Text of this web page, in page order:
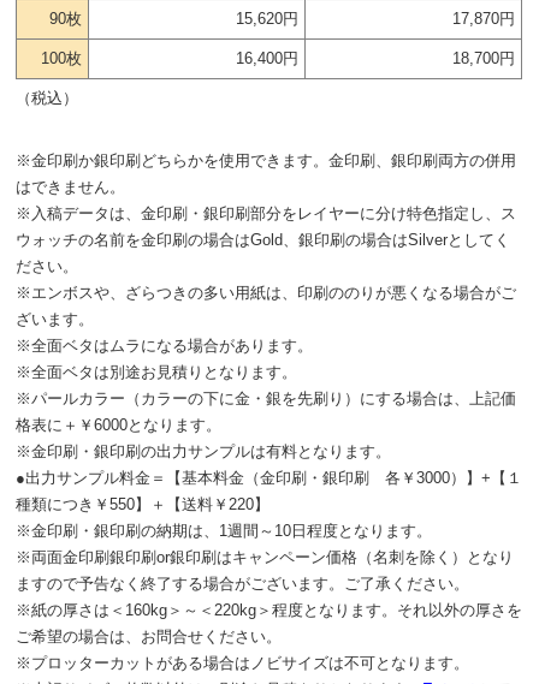
90枚 15,620円 17,870円
100枚 16,400円 18,700円
（税込）
※金印刷か銀印刷どちらかを使用できます。金印刷、銀印刷両方の併用
はできません。
※入稿データは、金印刷・銀印刷部分をレイヤーに分け特色指定し、ス
ウォッチの名前を金印刷の場合はGold、銀印刷の場合はSilverとしてく
ださい。
※エンボスや、ざらつきの多い用紙は、印刷ののりが悪くなる場合がご
ざいます。
※全面ベタはムラになる場合があります。
※全面ベタは別途お見積りとなります。
※パールカラー（カラーの下に金・銀を先刷り）にする場合は、上記価
格表に＋￥6000となります。
※金印刷・銀印刷の出力サンプルは有料となります。
●出力サンプル料金＝【基本料金（金印刷・銀印刷 各￥3000）】+【１
種類につき￥550】＋【送料￥220】
※金印刷・銀印刷の納期は、1週間～10日程度となります。
※両面金印刷銀印刷or銀印刷はキャンペーン価格（名刺を除く）となり
ますので予告なく終了する場合がございます。ご了承ください。
※紙の厚さは＜160kg＞～＜220kg＞程度となります。それ以外の厚さを
ご希望の場合は、お問合せください。
※プロッターカットがある場合はノビサイズは不可となります。